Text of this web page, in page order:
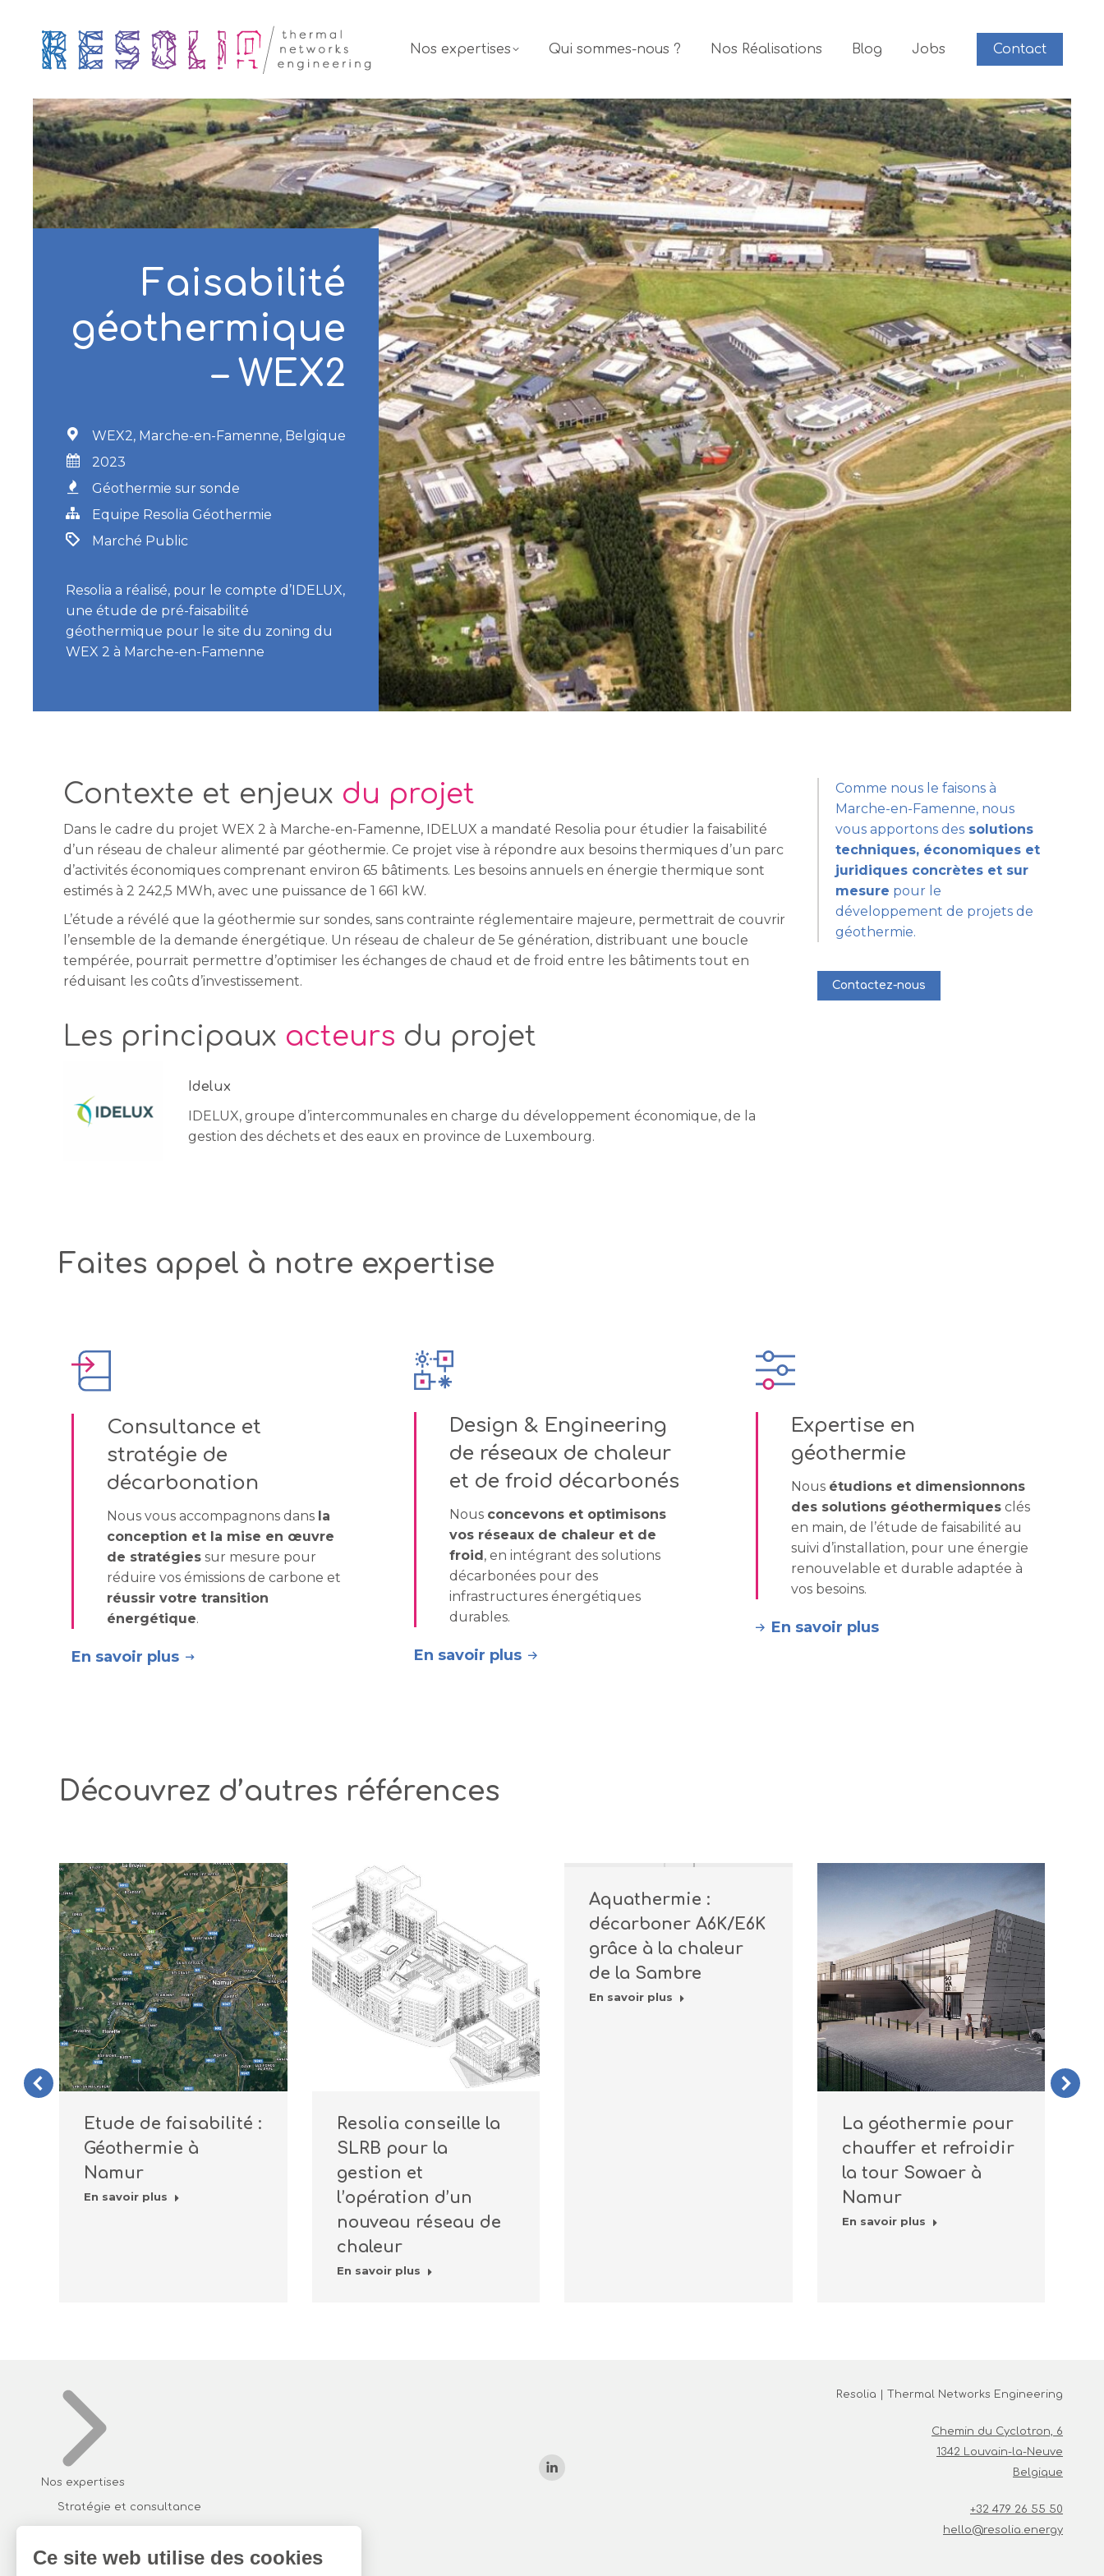
Nos expertises Qui sommes-nous ? Nos Réalisations Blog Jobs Contact
Faisabilité
géothermique
– WEX2
WEX2, Marche-en-Famenne, Belgique
2023
Géothermie sur sonde
Equipe Resolia Géothermie
Marché Public
Resolia a réalisé, pour le compte d’IDELUX,
une étude de pré-faisabilité
géothermique pour le site du zoning du
WEX 2 à Marche-en-Famenne
Contexte et enjeux du projet
Dans le cadre du projet WEX 2 à Marche-en-Famenne, IDELUX a mandaté Resolia pour étudier la faisabilité
d’un réseau de chaleur alimenté par géothermie. Ce projet vise à répondre aux besoins thermiques d’un parc
d’activités économiques comprenant environ 65 bâtiments. Les besoins annuels en énergie thermique sont
estimés à 2 242,5 MWh, avec une puissance de 1 661 kW.
L’étude a révélé que la géothermie sur sondes, sans contrainte réglementaire majeure, permettrait de couvrir
l’ensemble de la demande énergétique. Un réseau de chaleur de 5e génération, distribuant une boucle
tempérée, pourrait permettre d’optimiser les échanges de chaud et de froid entre les bâtiments tout en
réduisant les coûts d’investissement.
Les principaux acteurs du projet
Idelux
IDELUX, groupe d’intercommunales en charge du développement économique, de la
gestion des déchets et des eaux en province de Luxembourg.
Comme nous le faisons à
Marche-en-Famenne, nous
vous apportons dessolutions
techniques, économiques et
juridiques concrètes et sur
mesure pour le
développement de projets de
géothermie.
Contactez-nous
Faites appel à notre expertise
Consultance et
stratégie de
décarbonation
Nous vous accompagnons dans la
conception et la mise en œuvre
de stratégies sur mesure pour
réduire vos émissions de carbone et
réussir votre transition
énergétique.
En savoir plus
Design & Engineering
de réseaux de chaleur
et de froid décarbonés
Nous concevons et optimisons
vos réseaux de chaleur et de
froid, en intégrant des solutions
décarbonées pour des
infrastructures énergétiques
durables.
En savoir plus
Expertise en
géothermie
Nous étudions et dimensionnons
des solutions géothermiques clés
en main, de l’étude de faisabilité au
suivi d’installation, pour une énergie
renouvelable et durable adaptée à
vos besoins.
En savoir plus
Découvrez d’autres références
Etude de faisabilité :
Géothermie à
Namur
En savoir plus
Resolia conseille la
SLRB pour la
gestion et
l’opération d’un
nouveau réseau de
chaleur
En savoir plus
Aquathermie :
décarboner A6K/E6K
grâce à la chaleur
de la Sambre
En savoir plus
La géothermie pour
chauffer et refroidir
la tour Sowaer à
Namur
En savoir plus
Nos expertises
Stratégie et consultance
Géothermie
Trouvez nous sur :
La
Resolia | Thermal Networks Engineering
Chemin du Cyclotron, 6
1342 Louvain-la-Neuve
Belgique
+32 479 26 55 50
hello@resolia.energy